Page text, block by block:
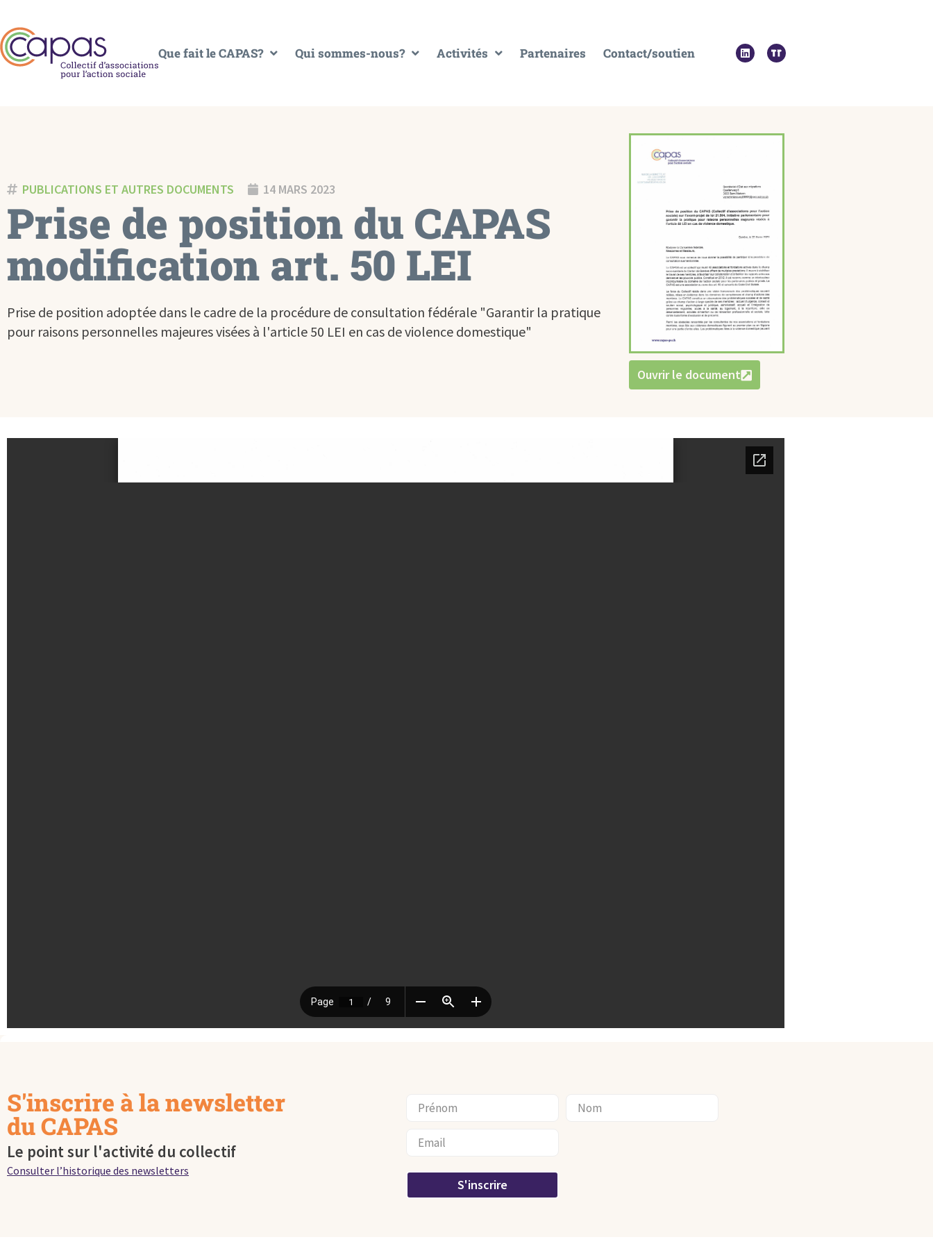
Que fait le CAPAS? Qui sommes-nous? Activités Partenaires Contact/soutien
PUBLICATIONS ET AUTRES DOCUMENTS 14 MARS 2023
Prise de position du CAPAS
modification art. 50 LEI
Prise de position adoptée dans le cadre de la procédure de consultation fédérale "Garantir la pratique
pour raisons personnelles majeures visées à l'article 50 LEI en cas de violence domestique"
Ouvrir le document
S'inscrire à la newsletter
du CAPAS
Le point sur l'activité du collectif
Consulter l’historique des newsletters
S'inscrire